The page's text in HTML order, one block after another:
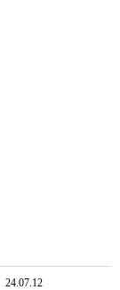
24.07.12